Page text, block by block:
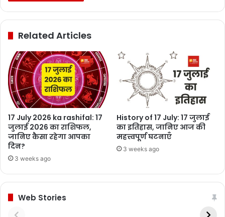
Related Articles
17 July 2026 ka rashifal: 17
जुलाई 2026 का राशिफल,
जानिए कैसा रहेगा आपका
दिन?
3 weeks ago
History of 17 July: 17 जुलाई
का इतिहास, जानिए आज की
महत्त्वपूर्ण घटनाएँ
3 weeks ago
Web Stories